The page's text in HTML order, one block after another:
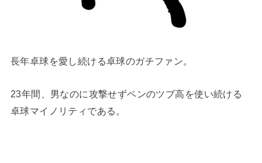
長年卓球を愛し続ける卓球のガチファン。
23年間、男なのに攻撃せずペンのツブ高を使い続ける
卓球マイノリティである。